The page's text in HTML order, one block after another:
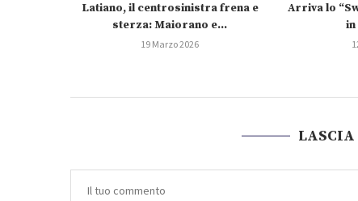
Latiano, il centrosinistra frena e
sterza: Maiorano e...
19 Marzo 2026
Arriva lo
LASCIA